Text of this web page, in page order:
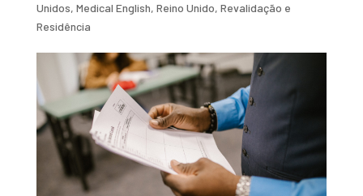
Unidos, Medical English, Reino Unido, Revalidação e
Residência